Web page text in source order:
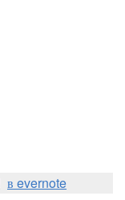
в evernote